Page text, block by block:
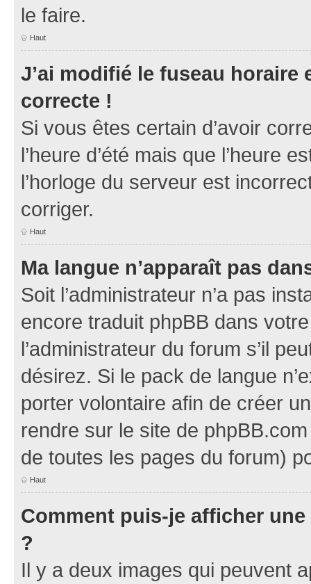
le faire.
Haut
J’ai modifié le fuseau horaire
correcte !
Si vous êtes certain d’avoir
l’heure d’été mais que l’heure
l’horloge du serveur est
corriger.
Haut
Ma langue n’apparaît pas
Soit l’administrateur n’a pas
encore traduit phpBB dans
l’administrateur du forum s’il
désirez. Si le pack de langue
porter volontaire afin de créer
rendre sur le site de
de toutes les pages du forum)
Haut
Comment puis-je afficher
?
Il y a deux images qui peuvent